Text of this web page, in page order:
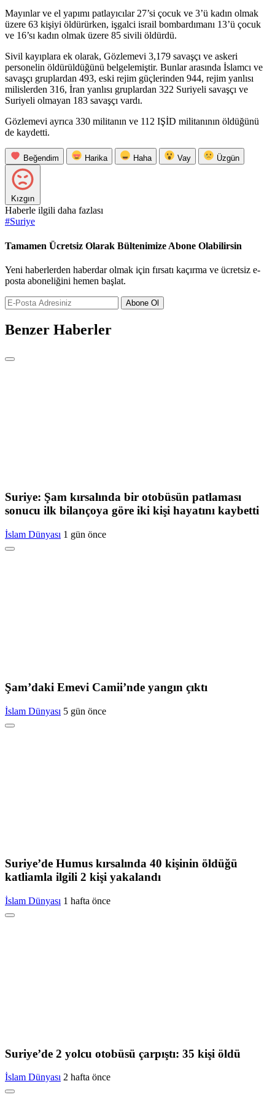
Mayınlar ve el yapımı patlayıcılar 27’si çocuk ve 3’ü kadın olmak
üzere 63 kişiyi öldürürken, işgalci israil bombardımanı 13’ü çocuk
ve 16’sı kadın olmak üzere 85 sivili öldürdü.
Sivil kayıplara ek olarak, Gözlemevi 3,179 savaşçı ve askeri
personelin öldürüldüğünü belgelemiştir. Bunlar arasında İslamcı ve
savaşçı gruplardan 493, eski rejim güçlerinden 944, rejim yanlısı
milislerden 316, İran yanlısı gruplardan 322 Suriyeli savaşçı ve
Suriyeli olmayan 183 savaşçı vardı.
Gözlemevi ayrıca 330 militanın ve 112 IŞİD militanının öldüğünü
de kaydetti.
Beğendim Harika Haha Vay Üzgün
Kızgın
Haberle ilgili daha fazlası
#Suriye
Tamamen Ücretsiz Olarak Bültenimize Abone Olabilirsin
Yeni haberlerden haberdar olmak için fırsatı kaçırma ve ücretsiz e-
posta aboneliğini hemen başlat.
Abone Ol
Benzer Haberler
Suriye: Şam kırsalında bir otobüsün patlaması
sonucu ilk bilançoya göre iki kişi hayatını kaybetti
İslam Dünyası 1 gün önce
Şam’daki Emevi Camii’nde yangın çıktı
İslam Dünyası 5 gün önce
Suriye’de Humus kırsalında 40 kişinin öldüğü
katliamla ilgili 2 kişi yakalandı
İslam Dünyası 1 hafta önce
Suriye’de 2 yolcu otobüsü çarpıştı: 35 kişi öldü
İslam Dünyası 2 hafta önce